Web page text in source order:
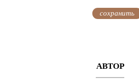
АВТОР